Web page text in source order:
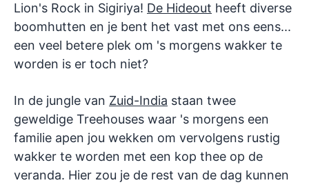
Lion's Rock in Sigiriya! De Hideout heeft diverse
boomhutten en je bent het vast met ons eens...
een veel betere plek om 's morgens wakker te
worden is er toch niet?
In de jungle van Zuid-India staan twee
geweldige Treehouses waar 's morgens een
familie apen jou wekken om vervolgens rustig
wakker te worden met een kop thee op de
veranda. Hier zou je de rest van de dag kunnen